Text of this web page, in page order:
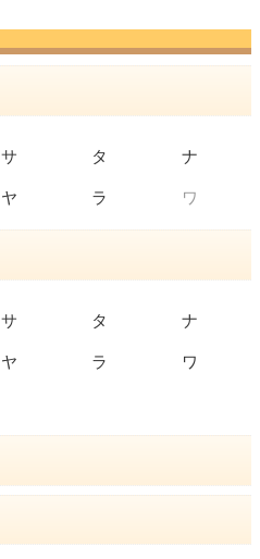
サ タ ナ
ヤ ラ ワ
サ タ ナ
ヤ ラ ワ